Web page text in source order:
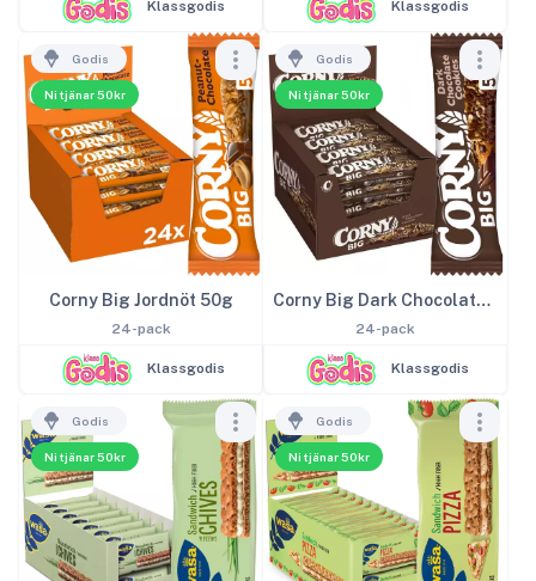
Klassgodis Klassgodis
Ni tjänar 50kr
Godis
Corny Big Jordnöt 50g
24-pack
Klassgodis
Ni tjänar 50kr
Godis
Corny Big Dark Chocolate 50g
24-pack
Klassgodis
Ni tjänar 50kr
Godis
Ni tjänar 50kr
Godis